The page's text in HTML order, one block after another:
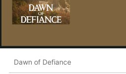
Dawn of Defiance